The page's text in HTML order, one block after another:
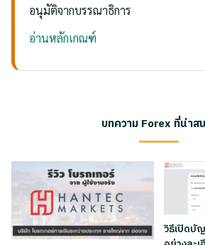
อนุมัติจากบรรณาธิการ
อ่านหลักเกณฑ์
บทความ Forex ที่น่าส
วิธีเปิดบั